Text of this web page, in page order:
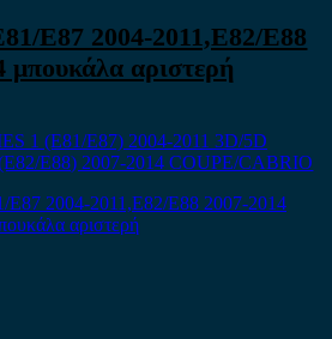
E87 2004-2011,E82/E88
μπουκάλα αριστερή
1 (E81/E87) 2004-2011 3D/5D
E88) 2007-2014 COUPE/CABRIO